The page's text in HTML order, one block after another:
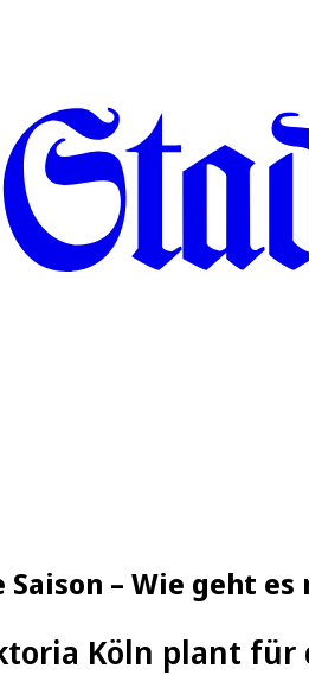
– Wie geht
Köln plant für